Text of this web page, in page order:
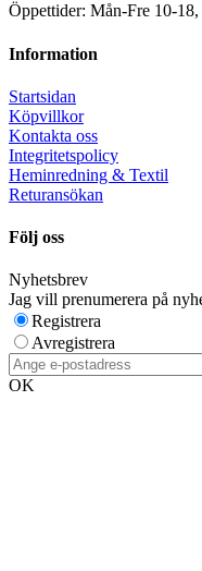
Öppettider: Mån-Fre 10-
Information
Startsidan
Köpvillkor
Kontakta oss
Integritetspolicy
Heminredning & Textil
Returansökan
Följ oss
Nyhetsbrev
Jag vill prenumerera på
Registrera
Avregistrera
OK